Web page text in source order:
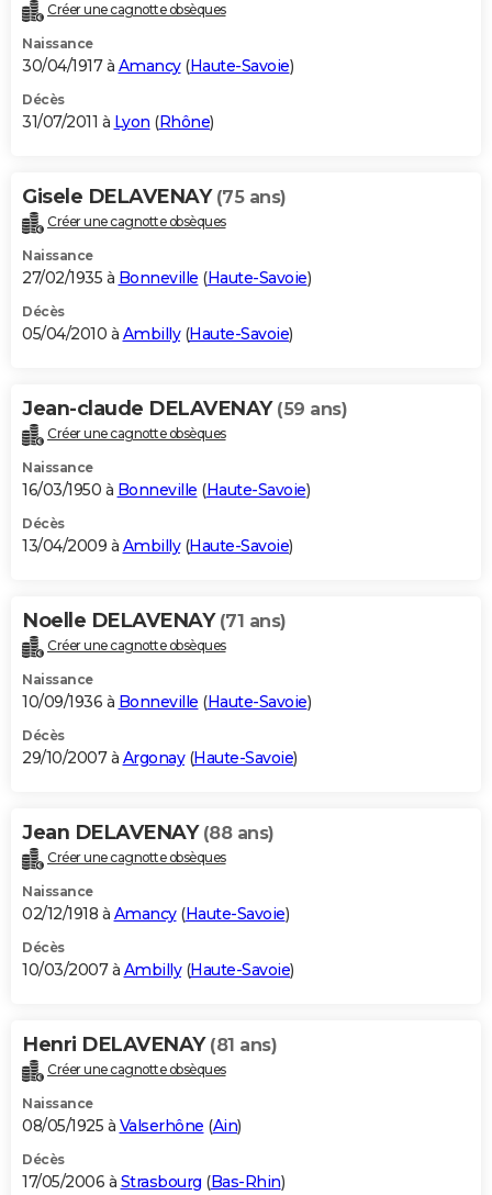
Créer une cagnotte obsèques
Naissance
30/04/1917 à Amancy(Haute-Savoie)
Décès
31/07/2011 à Lyon (Rhône)
Gisele DELAVENAY (75 ans)
Créer une cagnotte obsèques
Naissance
27/02/1935 à Bonneville (Haute-Savoie)
Décès
05/04/2010 à Ambilly(Haute-Savoie)
Jean-claude DELAVENAY (59 ans)
Créer une cagnotte obsèques
Naissance
16/03/1950 à Bonneville (Haute-Savoie)
Décès
13/04/2009 à Ambilly(Haute-Savoie)
Noelle DELAVENAY (71 ans)
Créer une cagnotte obsèques
Naissance
10/09/1936 à Bonneville (Haute-Savoie)
Décès
29/10/2007 à Argonay(Haute-Savoie)
Jean DELAVENAY (88 ans)
Créer une cagnotte obsèques
Naissance
02/12/1918 à Amancy(Haute-Savoie)
Décès
10/03/2007 à Ambilly(Haute-Savoie)
Henri DELAVENAY (81 ans)
Créer une cagnotte obsèques
Naissance
08/05/1925 à Valserhône (Ain)
Décès
17/05/2006 à Strasbourg (Bas-Rhin)